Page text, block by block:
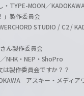
TYPE-MOON／
」製作委員会
STUDIO / C2 /
ん製作委員会
NHK・NEP・ShoPro
製作委員会ですか？？
アスキー・メディア